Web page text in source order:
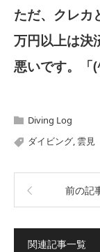
ただ、クレカ
万円以上は決
悪いです。「
Diving Log
ダイビング, 雲見
前の記
関連記事一覧